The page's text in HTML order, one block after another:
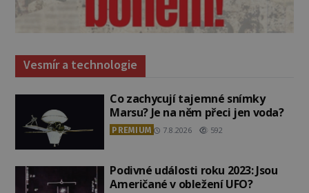
Vesmír a technologie
Co zachycují tajemné snímky
Marsu? Je na něm přeci jen voda?
PREMIUM 7.8.2026 592
Podivné události roku 2023: Jsou
Američané v obležení UFO?